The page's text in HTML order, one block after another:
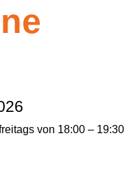
von 18:00 – 19:30